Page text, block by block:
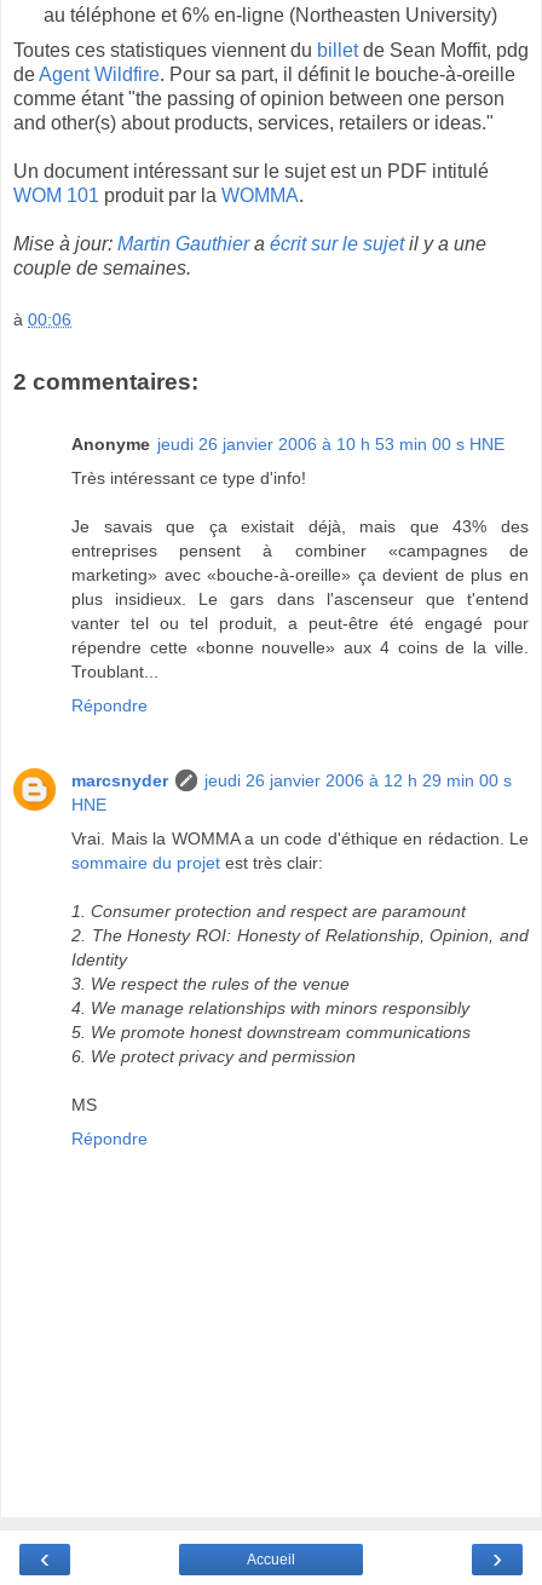
au téléphone et 6% en-ligne (Northeasten University)
Toutes ces statistiques viennent du billetde Sean Moffit, pdg
deAgent Wildfire. Pour sa part, il définit le bouche-à-oreille
comme étant "the passing of opinion between one person
and other(s) about products, services, retailers or ideas."
Un document intéressant sur le sujet est un PDF intitulé
WOM 101 produit par la WOMMA.
Mise à jour: Martin Gauthiera écrit sur le sujetil y a une
couple de semaines.
à 00:06
2 commentaires:
Anonyme jeudi 26 janvier 2006 à 10 h 53 min 00 s HNE
Très intéressant ce type d'info!
Je savais que ça existait déjà, mais que 43% des
entreprises pensent à combiner «campagnes de
marketing» avec «bouche-à-oreille» ça devient de plus en
plus insidieux. Le gars dans l'ascenseur que t'entend
vanter tel ou tel produit, a peut-être été engagé pour
répendre cette «bonne nouvelle» aux 4 coins de la ville.
Troublant...
Répondre
marcsnyder
jeudi 26 janvier 2006 à 12 h 29 min 00 s
HNE
Vrai. Mais la WOMMA a un code d'éthique en rédaction. Le
sommaire du projet est très clair:
1. Consumer protection and respect are paramount
2. The Honesty ROI: Honesty of Relationship, Opinion, and
Identity
3. We respect the rules of the venue
4. We manage relationships with minors responsibly
5. We promote honest downstream communications
6. We protect privacy and permission
MS
Répondre
‹ ›
Accueil